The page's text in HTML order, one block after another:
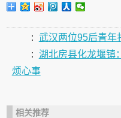
: 武汉两位95后青年
: 湖北房县化龙堰镇
烦心事
相关推荐